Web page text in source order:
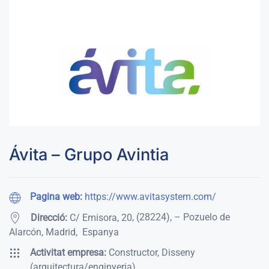
Ávita – Grupo Avintia
Pagina web: https://www.avitasystem.com/
Direcció: C/ Emisora, 20, (28224), – Pozuelo de
Alarcón, Madrid, Espanya
Activitat empresa: Constructor, Disseny